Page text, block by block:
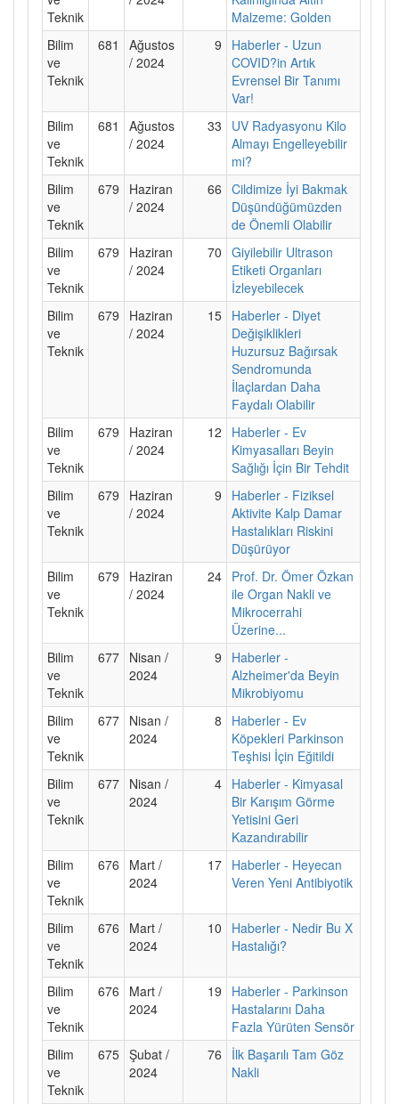
Teknik
Malzeme: Golden
Bilim
ve
Teknik
681
Ağustos
/ 2024
9
Haberler - Uzun
COVID?in Artık
Evrensel Bir Tanımı
Var!
Bilim
ve
Teknik
681
Ağustos
/ 2024
33
UV Radyasyonu Kilo
Almayı Engelleyebilir
mi?
Bilim
ve
Teknik
679
Haziran
/ 2024
66 Cildimize İyi Bakmak
Düşündüğümüzden
de Önemli Olabilir
Bilim
ve
Teknik
679
Haziran
/ 2024
70 Giyilebilir Ultrason
Etiketi Organları
İzleyebilecek
Bilim
ve
Teknik
679
Haziran
/ 2024
15 Haberler - Diyet
Değişiklikleri
Huzursuz Bağırsak
Sendromunda
İlaçlardan Daha
Faydalı Olabilir
Bilim
ve
Teknik
679
Haziran
/ 2024
12
Haberler - Ev
Kimyasalları Beyin
Sağlığı İçin Bir Tehdit
Bilim
ve
Teknik
679
Haziran
/ 2024
9
Haberler - Fiziksel
Aktivite Kalp Damar
Hastalıkları Riskini
Düşürüyor
Bilim
ve
Teknik
679
Haziran
/ 2024
24 Prof. Dr. Ömer Özkan
ile Organ Nakli ve
Mikrocerrahi
Üzerine...
Bilim
ve
Teknik
677 Nisan /
2024
9
Haberler -
Alzheimer'da Beyin
Mikrobiyomu
Bilim
ve
Teknik
677 Nisan /
2024
8
Haberler - Ev
Köpekleri Parkinson
Teşhisi İçin Eğitildi
Bilim
ve
Teknik
677 Nisan /
2024
4 Haberler - Kimyasal
Bir Karışım Görme
Yetisini Geri
Kazandırabilir
Bilim
ve
Teknik
676
Mart /
2024
17 Haberler - Heyecan
Veren Yeni Antibiyotik
Bilim
ve
Teknik
676
Mart /
2024
10
Haberler - Nedir Bu X
Hastalığı?
Bilim
ve
Teknik
676
Mart /
2024
19
Haberler - Parkinson
Hastalarını Daha
Fazla Yürüten Sensör
Bilim
ve
Teknik
675 Şubat /
2024
76
İlk Başarılı Tam Göz
Nakli